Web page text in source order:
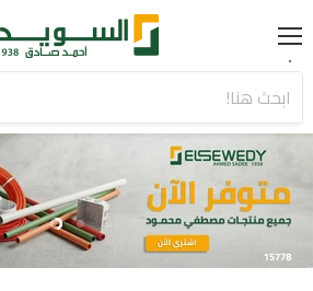
Menu
Slide
1
Slide
Slide